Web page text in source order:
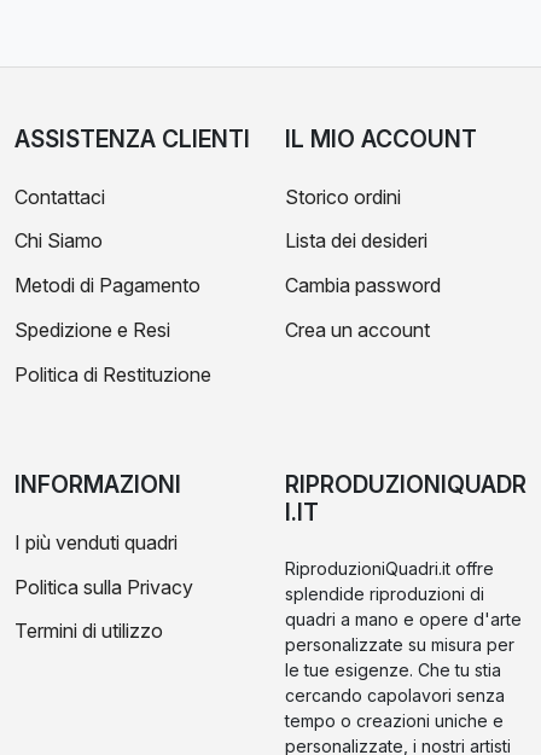
ASSISTENZA CLIENTI
Contattaci
Chi Siamo
Metodi di Pagamento
Spedizione e Resi
Politica di Restituzione
IL MIO ACCOUNT
Storico ordini
Lista dei desideri
Cambia password
Crea un account
INFORMAZIONI
I più venduti quadri
Politica sulla Privacy
Termini di utilizzo
RIPRODUZIONIQUADR
I.IT
RiproduzioniQuadri.it offre
splendide riproduzioni di
quadri a mano e opere d'arte
personalizzate su misura per
le tue esigenze. Che tu stia
cercando capolavori senza
tempo o creazioni uniche e
personalizzate, i nostri artisti